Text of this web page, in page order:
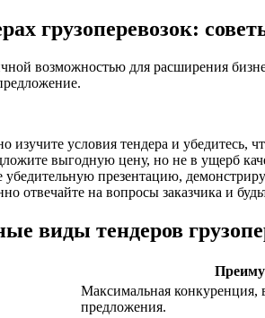
грузоперевозок:
возможностью для расширения
изучите условия тендера и убедитесь,
выгодную цену, но не в ущерб
убедительную презентацию,
отвечайте на вопросы заказчика и
виды тендеров
Максимальная конкуренция,
предложения.